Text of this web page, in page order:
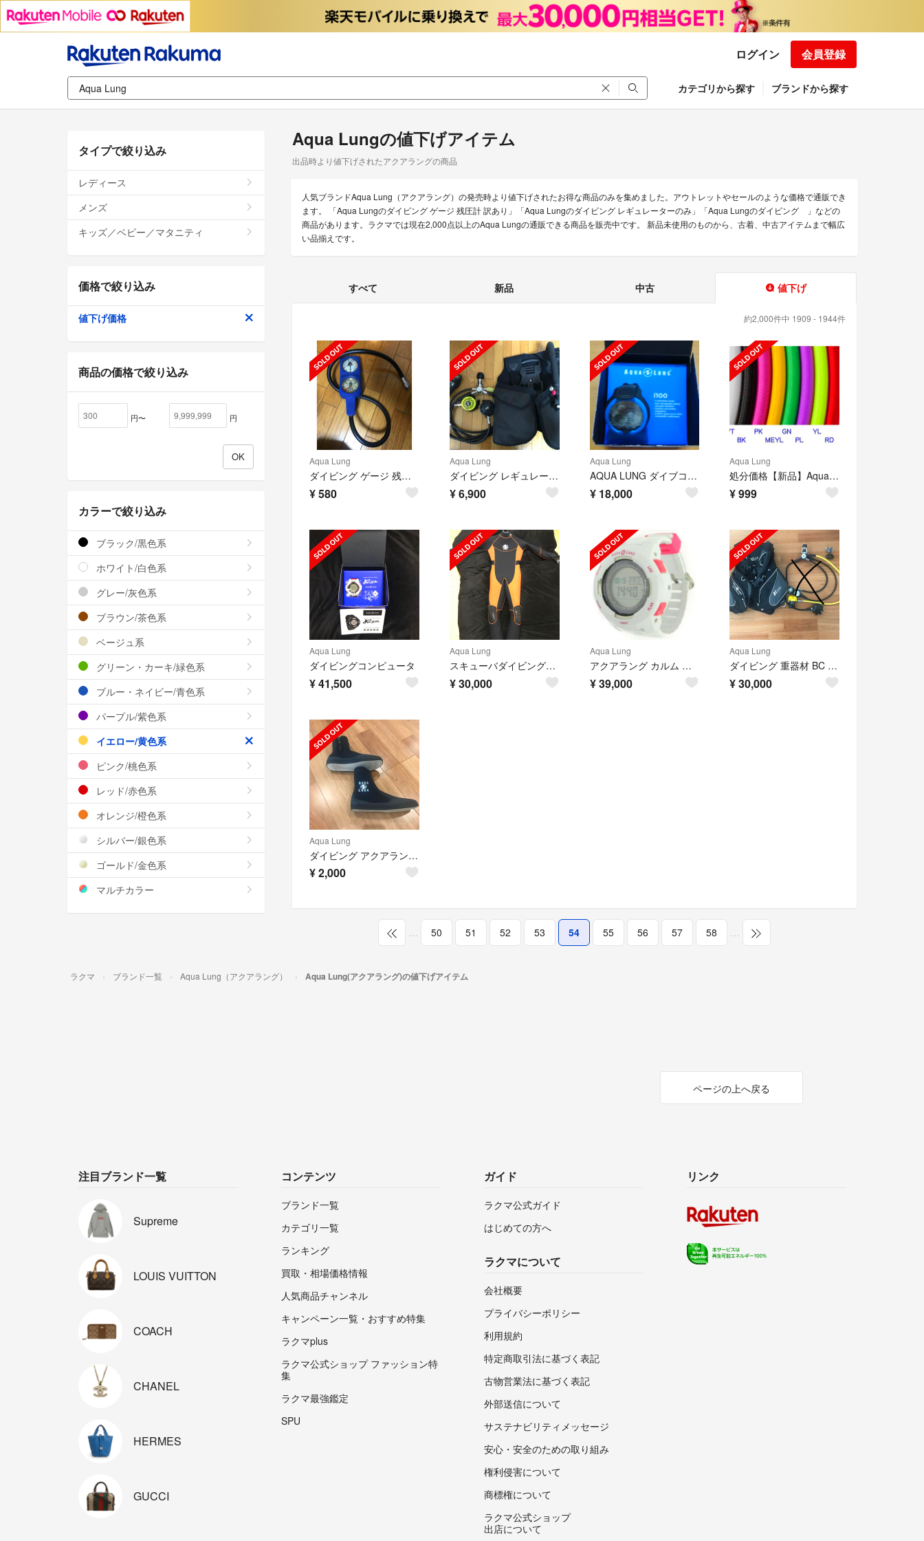
ログイン 会員登録
カテゴリから探す ブランドから探す
Aqua Lungの値下げアイテム
出品時より値下げされたアクアラングの商品
人気ブランドAqua Lung（アクアラング）の発売時より値下げされたお得な商品のみを集めました。アウトレットやセールのような価格で通販でき
ます。 「Aqua Lungのダイビング ゲージ 残圧計 訳あり」「Aqua Lungのダイビング レギュレーターのみ」「Aqua Lungのダイビング 」などの
商品があります。ラクマでは現在2,000点以上のAqua Lungの通販できる商品を販売中です。 新品未使用のものから、古着、中古アイテムまで幅広
い品揃えです。
すべて 新品 中古 値下げ
約2,000件中 1909 - 1944件
Aqua Lung
ダイビング ゲージ 残圧計 訳あり
¥580
Aqua Lung
ダイビング レギュレーターのみ
¥6,900
Aqua Lung
AQUA LUNG ダイブコンピューターi100 新品未使用
¥ 18,000
Aqua Lung
処分価格【新品】Aqua Lang ・中圧ホース 75cm【70%off】
¥999
Aqua Lung
ダイビングコンピュータ
¥41,500
Aqua Lung
スキューバダイビング一式
¥30,000
Aqua Lung
アクアラング カルム ダイブコンピューター AQUALUNG ホワイト/ピンク
¥39,000
Aqua Lung
ダイビング 重器材 BC アクアラング
¥30,000
Aqua Lung
ダイビング アクアラング マリンブーツ 25 L 軽器材
¥2,000
50 51 52 53 54 55 56 57 58
タイプで絞り込み
レディース
メンズ
キッズ／ベビー／マタニティ
価格で絞り込み
値下げ価格
商品の価格で絞り込み
円〜 円
カラーで絞り込み
ブラック/黒色系
ホワイト/白色系
グレー/灰色系
ブラウン/茶色系
ベージュ系
グリーン・カーキ/緑色系
ブルー・ネイビー/青色系
パープル/紫色系
イエロー/黄色系
ピンク/桃色系
レッド/赤色系
オレンジ/橙色系
シルバー/銀色系
ゴールド/金色系
マルチカラー
ラクマ ブランド一覧 Aqua Lung（アクアラング） Aqua Lung(アクアラング)の値下げアイテム
ページの上へ戻る
注目ブランド一覧
Supreme
LOUIS VUITTON
COACH
CHANEL
HERMES
GUCCI
コンテンツ
ブランド一覧
カテゴリ一覧
ランキング
買取・相場価格情報
人気商品チャンネル
キャンペーン一覧・おすすめ特集
ラクマplus
ラクマ公式ショップ ファッション特
集
ラクマ最強鑑定
SPU
ガイド
ラクマ公式ガイド
はじめての方へ
ラクマについて
会社概要
プライバシーポリシー
利用規約
特定商取引法に基づく表記
古物営業法に基づく表記
外部送信について
サステナビリティメッセージ
安心・安全のための取り組み
権利侵害について
商標権について
ラクマ公式ショップ
出店について
リンク